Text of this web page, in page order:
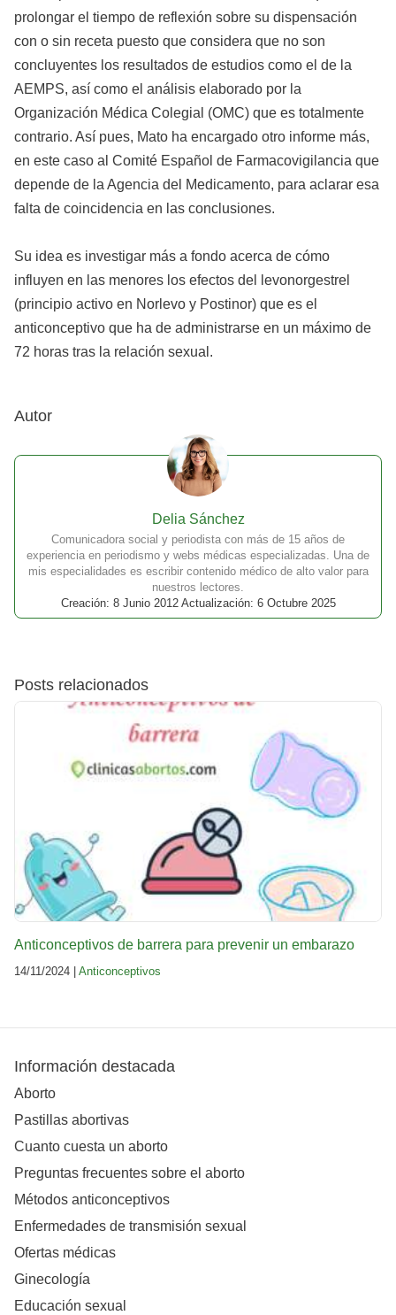
prolongar el tiempo de reflexión sobre su dispensación
con o sin receta puesto que considera que no son
concluyentes los resultados de estudios como el de la
AEMPS, así como el análisis elaborado por la
Organización Médica Colegial (OMC) que es totalmente
contrario. Así pues, Mato ha encargado otro informe más,
en este caso al Comité Español de Farmacovigilancia que
depende de la Agencia del Medicamento, para aclarar esa
falta de coincidencia en las conclusiones.
Su idea es investigar más a fondo acerca de cómo
influyen en las menores los efectos del levonorgestrel
(principio activo en Norlevo y Postinor) que es el
anticonceptivo que ha de administrarse en un máximo de
72 horas tras la relación sexual.
Autor
Delia Sánchez
Comunicadora social y periodista con más de 15 años de
experiencia en periodismo y webs médicas especializadas. Una de
mis especialidades es escribir contenido médico de alto valor para
nuestros lectores.
Creación: 8 Junio 2012 Actualización: 6 Octubre 2025
Posts relacionados
Anticonceptivos de barrera para prevenir un embarazo
14/11/2024 | Anticonceptivos
Información destacada
Aborto
Pastillas abortivas
Cuanto cuesta un aborto
Preguntas frecuentes sobre el aborto
Métodos anticonceptivos
Enfermedades de transmisión sexual
Ofertas médicas
Ginecología
Educación sexual